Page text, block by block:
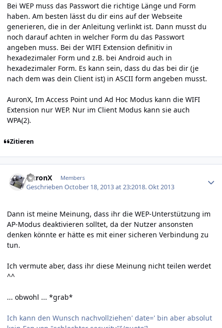
Bei WEP muss das Passwort die richtige Länge und Form
haben. Am besten lässt du dir eins auf der Webseite
generieren, die in der Anleitung verlinkt ist. Dann musst du
noch darauf achten in welcher Form du das Passwort
angeben muss. Bei der WIFI Extension definitiv in
hexadezimaler Form und z.B. bei Android auch in
hexadezimaler Form. Es kann sein, dass du das bei dir (je
nach dem was dein Client ist) in ASCII form angeben musst.
AuronX, Im Access Point und Ad Hoc Modus kann die WIFI
Extension nur WEP. Nur im Client Modus kann sie auch
WPA(2).
Zitieren
AuronX Members
GeschriebenOctober 18, 2013 at 23:2018. Okt 2013
Dann ist meine Meinung, dass ihr die WEP-Unterstützung im
AP-Modus deaktivieren solltet, da der Nutzer ansonsten
denken könnte er hätte es mit einer sicheren Verbindung zu
tun.
Ich vermute aber, dass ihr diese Meinung nicht teilen werdet
^^
... obwohl ... *grab*
Ich kann den Wunsch nachvollziehen' date=' bin aber absolut